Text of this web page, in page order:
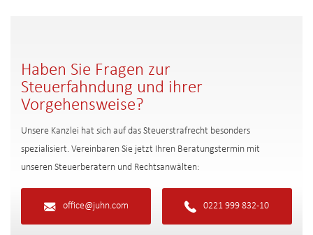
Haben Sie Fragen zur
Steuerfahndung und ihrer
Vorgehensweise?
Unsere Kanzlei hat sich auf das Steuerstrafrecht besonders
spezialisiert. Vereinbaren Sie jetzt Ihren Beratungstermin mit
unseren Steuerberatern und Rechtsanwälten:
office@juhn.com 0221 999 832-10